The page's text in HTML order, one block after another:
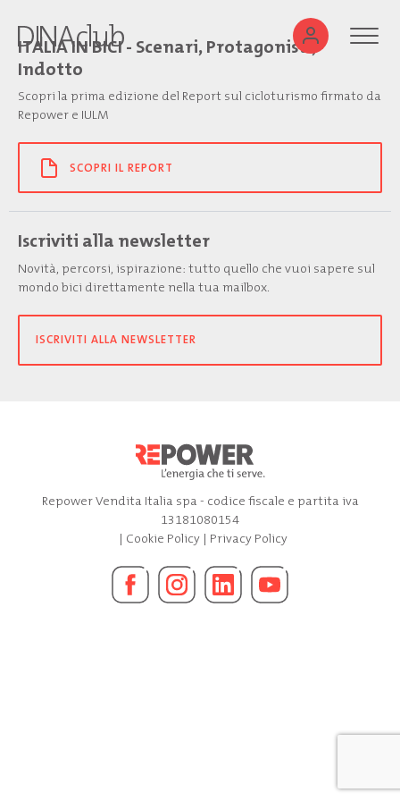
ITALIA IN BICI - Scenari, Protagonisti,
Indotto
Scopri la prima edizione del Report sul cicloturismo firmato da
Repower e IULM
SCOPRI IL REPORT
Iscriviti alla newsletter
Novità, percorsi, ispirazione: tutto quello che vuoi sapere sul
mondo bici direttamente nella tua mailbox.
ISCRIVITI ALLA NEWSLETTER
Repower Vendita Italia spa - codice fiscale e partita iva
13181080154
| Cookie Policy| Privacy Policy